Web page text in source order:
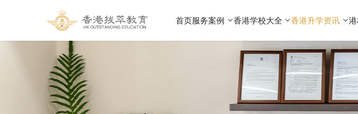
首页服务案例 香港学校大全 香港升学资讯